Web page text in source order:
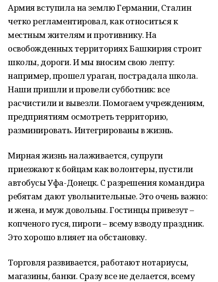
Армия вступила на землю Германии, Сталин
четко регламентировал, как относиться к
местным жителям и противнику. На
освобожденных территориях Башкирия строит
школы, дороги. И мы вносим свою лепту:
например, прошел ураган, пострадала школа.
Наши пришли и провели субботник: все
расчистили и вывезли. Помогаем учреждениям,
предприятиям осмотреть территорию,
разминировать. Интегрированы в жизнь.
Мирная жизнь налаживается, супруги
приезжают к бойцам как волонтеры, пустили
автобусы Уфа-Донецк. С разрешения командира
ребятам дают увольнительные. Это очень важно:
и жена, и муж довольны. Гостинцы привезут –
копченого гуся, пироги – всему взводу праздник.
Это хорошо влияет на обстановку.
Торговля развивается, работают нотариусы,
магазины, банки. Сразу все не делается, всему